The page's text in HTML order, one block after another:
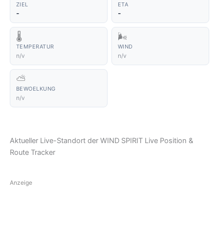
ZIEL
-
ETA
-
🌡️
TEMPERATUR
n/v
🌬️
WIND
n/v
⛅
BEWOELKUNG
n/v
Aktueller Live-Standort der WIND SPIRIT Live Position &
Route Tracker
Anzeige